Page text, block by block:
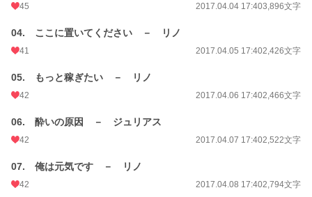
45 2017.04.04 17:403,896文字
04. ここに置いてください － リノ
41 2017.04.05 17:402,426文字
05. もっと稼ぎたい － リノ
42 2017.04.06 17:402,466文字
06. 酔いの原因 － ジュリアス
42 2017.04.07 17:402,522文字
07. 俺は元気です － リノ
42 2017.04.08 17:402,794文字